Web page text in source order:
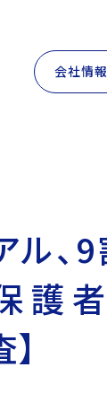
会社情報
ル
護